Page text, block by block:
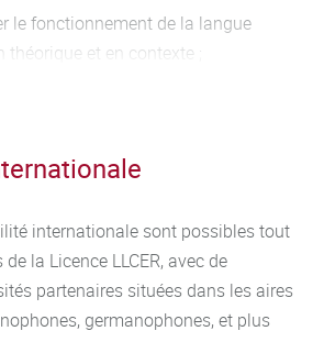
des contenus à des publics
et des techniques de la
dans
projet personnel et professionnel en
le fonctionnement de la langue
théorique et en contexte ;
de nature et de longueur variées
et du français vers l’anglais ;
commenter une œuvre littéraire dans
une aire géopolitique et
critique ;
internationale sont possibles tout
la Licence LLCER, avec de
partenaires situées dans les aires
germanophones, et plus